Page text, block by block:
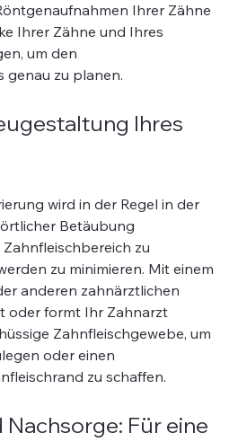
Ihrer Zähne
Ihrer Zähne und Ihres
um den
genau zu planen.
Ihres
wird in der Regel in der
Betäubung
zu
zu minimieren. Mit einem
anderen zahnärztlichen
oder formt Ihr Zahnarzt
Zahnfleischgewebe, um
oder einen
zu schaffen.
Für eine